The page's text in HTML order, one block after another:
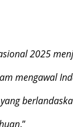
2025
mengawal
.”